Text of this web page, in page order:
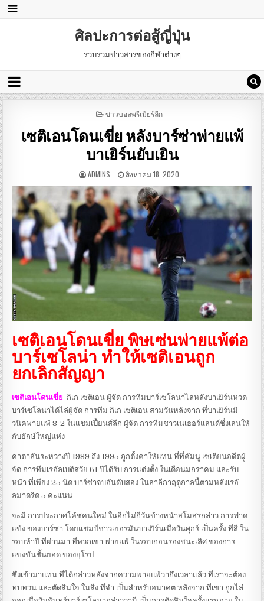
ศิลปะการต่อสู้ญี่ปุ่น
รวบรวมข่าวสารของกีฬาต่างๆ
POSTED
ข่าวบอลพรีเมียร์ลีก
เซติเอนโดนเขี่ย หลังบาร์ซ่าพ่ายแพ้
บาเยิร์นยับเยิน
ADMINS สิงหาคม 18, 2020
เซติเอนโดนเขี่ย พิษเซ่นพ่ายแพ้ต่อ
บาร์เซโลน่า ทำให้เซติเอนถูก
ยกเลิกสัญญา
เซติเอนโดนเขี่ย กิเก เซติเอน ผู้จัด การทีมบาร์เซโลนาไล่หลังบาเยิร์นหวด
บาร์เซโลนาได้ไล่ผู้จัด การทีม กิเก เซติเอน สามวันหลังจาก ที่บาเยิร์นมิ
วนิคพ่ายแพ้ 8-2 ในแชมเปี้ยนส์ลีก ผู้จัด การทีมชาวเนเธอร์แลนด์ซึ่งเล่นให้
กับยักษ์ใหญ่แห่ง
คาตาลันระหว่างปี 1989 ถึง 1995 ถูกตั้งค่าให้แทน ที่ที่คัมนู เซเตียนอดีตผู้
จัด การทีมเรอัลเบติสวัย 61 ปีได้รับ การแต่งตั้ง ในเดือนมกราคม และรับ
หน้า ที่เพียง 25 นัด บาร์ซ่าจบอันดับสอง ในลาลีกาฤดูกาลนี้ตามหลังเรอั
ลมาดริด 5 คะแนน
จะมี การประกาศโค้ชคนใหม่ ในอีกไม่กี่วันข้างหน้าสโมสรกล่าว การฟาด
แข้ง ของบาร์ซ่า โดยแชมป์ชาวเยอรมันบาเยิร์นเมื่อวันศุกร์ เป็นครั้ง ที่สี่ ใน
รอบห้าปี ที่ผ่านมา ที่พวกเขา พ่ายแพ้ ในรอบก่อนรองชนะเลิศ ของการ
แข่งขันชั้นยอด ของยุโรป
ซึ่งเข้ามาแทน ที่ได้กล่าวหลังจากความพ่ายแพ้ว่าถึงเวลาแล้ว ที่เราจะต้อง
ทบทวน และตัดสินใจ ในสิ่ง ที่จำ เป็นสำหรับอนาคต หลังจาก ที่เขา ถูกไล่